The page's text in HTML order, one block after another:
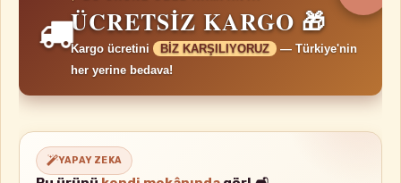
ÜCRETSİZ KARGO 🎁
Kargo ücretini BİZ KARŞILIYORUZ
— Türkiye'nin
her yerine bedava!
YAPAY ZEKA